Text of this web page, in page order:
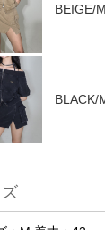
BEIGE/
BLACK/